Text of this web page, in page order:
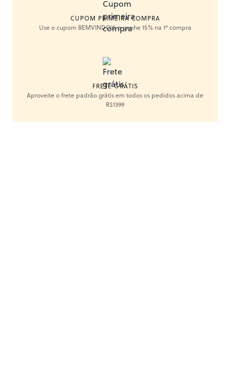
CUPOM PRIMEIRA COMPRA
Use o cupom BEMVINDO15 e ganhe 15% na 1ª compra
FRETE GRÁTIS
Aproveite o frete padrão grátis em todos os pedidos acima de
R$1399